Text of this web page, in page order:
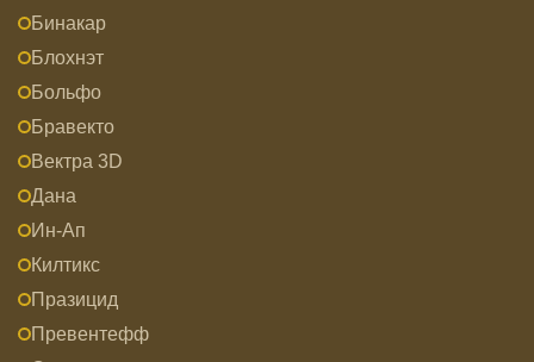
Бинакар
Блохнэт
Больфо
Бравекто
Вектра 3D
Дана
Ин-Ап
Килтикс
Празицид
Превентефф